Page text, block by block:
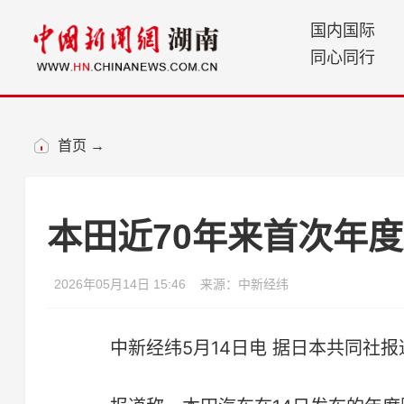
国内国际
同心同行
首页 →
本田近70年来首次年
2026年05月14日 15:46 来源：中新经纬
中新经纬5月14日电 据日本共同社报